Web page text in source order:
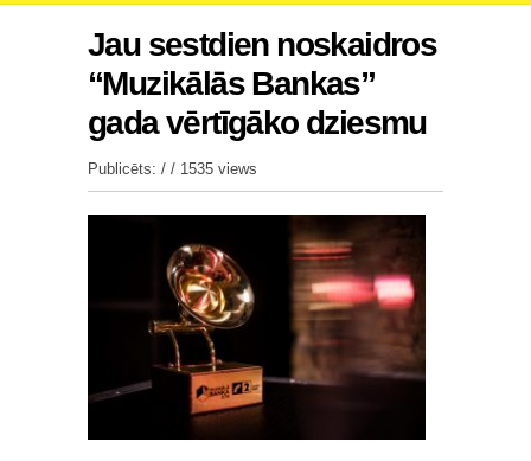
Jau sestdien noskaidros
“Muzikālās Bankas”
gada vērtīgāko dziesmu
Publicēts: / / 1535 views